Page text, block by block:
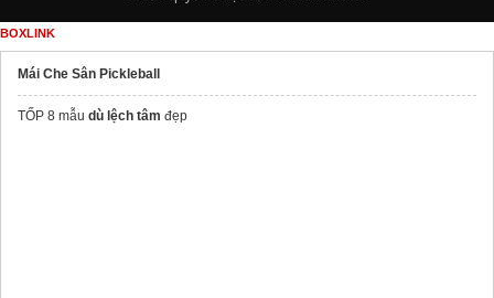
BOXLINK
Mái Che Sân Pickleball
TỐP 8 mẫu dù lệch tâm đẹp